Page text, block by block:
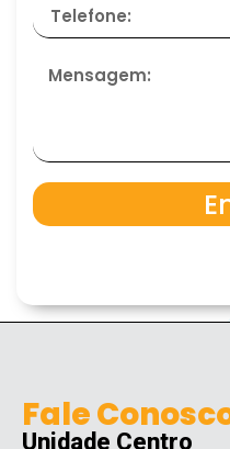
Fale
Unidade Centro